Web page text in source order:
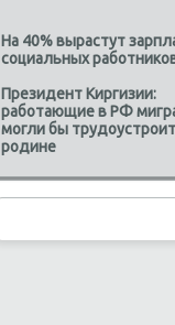
На 40% вырастут
социальных
Президент Киргизии:
работающие в РФ
могли бы
родине